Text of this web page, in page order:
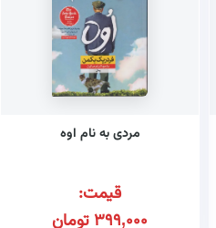
مردی به نام اوه
قیمت:
399,000تومان